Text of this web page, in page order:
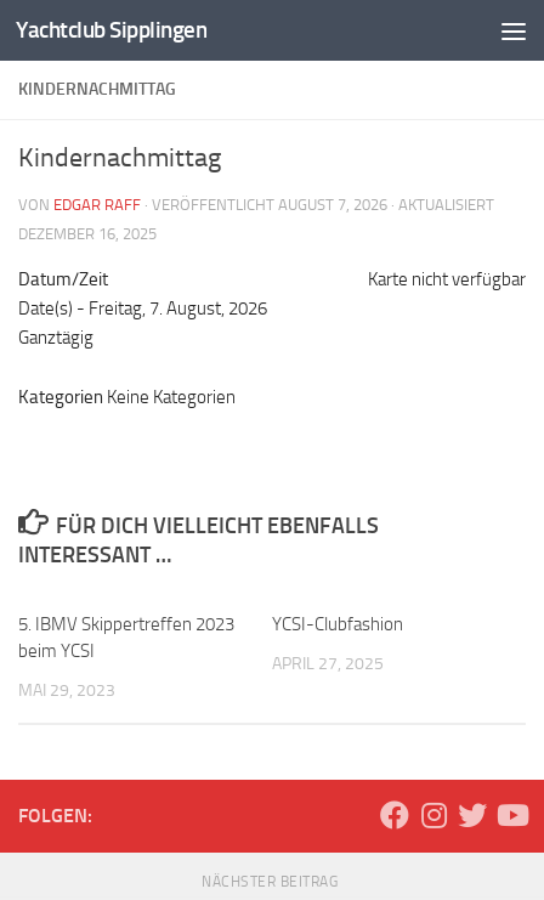
Zum Inhalt springen
Yachtclub Sipplingen
KINDERNACHMITTAG
Kindernachmittag
VON EDGAR RAFF · VERÖFFENTLICHT AUGUST 7, 2026 · AKTUALISIERT
DEZEMBER 16, 2025
Karte nicht verfügbar
Datum/Zeit
Date(s) - Freitag, 7. August, 2026
Ganztägig
Kategorien Keine Kategorien
FÜR DICH VIELLEICHT EBENFALLS
INTERESSANT …
5. IBMV Skippertreffen 2023
beim YCSI
MAI 29, 2023
YCSI-Clubfashion
APRIL 27, 2025
FOLGEN:
NÄCHSTER BEITRAG